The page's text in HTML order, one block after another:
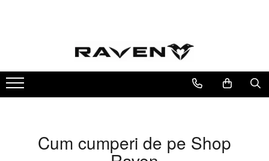
7DeadlySins
Alte Anime
Berserk
Arc I : The Beginning
Arc IV: Path of Destiny
Cum cumperi de pe Shop